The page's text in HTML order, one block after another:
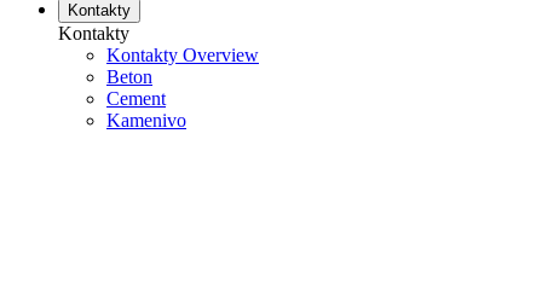
Kontakty
Kontakty
Kontakty Overview
Beton
Cement
Kamenivo